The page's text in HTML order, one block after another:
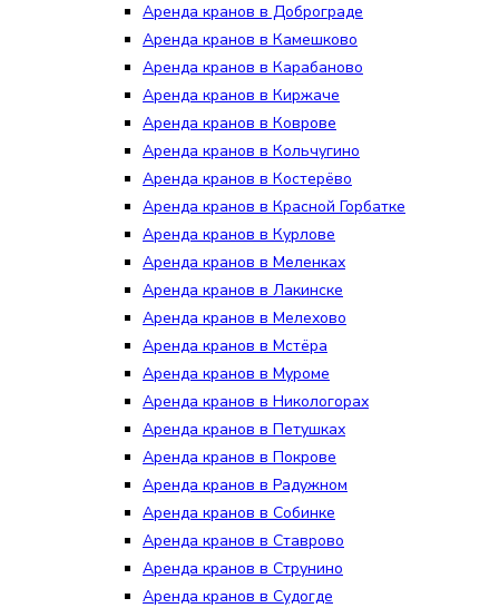
Аренда кранов в Доброграде
Аренда кранов в Камешково
Аренда кранов в Карабаново
Аренда кранов в Киржаче
Аренда кранов в Коврове
Аренда кранов в Кольчугино
Аренда кранов в Костерёво
Аренда кранов в Красной Горбатке
Аренда кранов в Курлове
Аренда кранов в Меленках
Аренда кранов в Лакинске
Аренда кранов в Мелехово
Аренда кранов в Мстёра
Аренда кранов в Муроме
Аренда кранов в Никологорах
Аренда кранов в Петушках
Аренда кранов в Покрове
Аренда кранов в Радужном
Аренда кранов в Собинке
Аренда кранов в Ставрово
Аренда кранов в Струнино
Аренда кранов в Судогде